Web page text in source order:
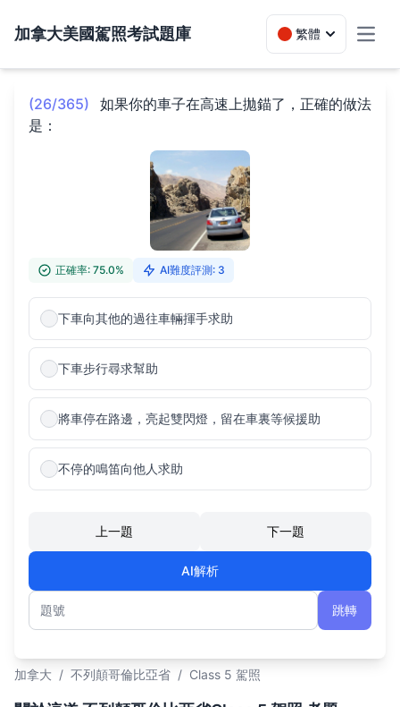
加拿大美國駕照考試題庫 繁體
(26/365)
如果你的車子在高速上拋錨了，正確的做法
是：
正確率: 75.0% AI難度評測: 3
下車向其他的過往車輛揮手求助
下車步行尋求幫助
將車停在路邊，亮起雙閃燈，留在車裏等候援助
不停的鳴笛向他人求助
上一題 下一題
AI解析
題號
跳轉
加拿大 / 不列顛哥倫比亞省 / Class 5 駕照